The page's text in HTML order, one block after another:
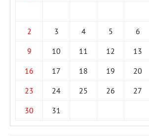
2
3 4 5 6
9
10 11 12 13
16
17 18 19 20
23
24 25 26 27
30
31